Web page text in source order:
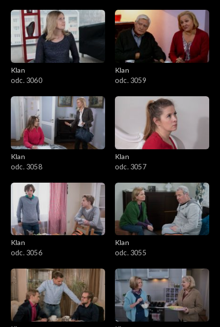
Klan
odc. 3060
Klan
odc. 3059
Klan
odc. 3058
Klan
odc. 3057
Klan
odc. 3056
Klan
odc. 3055